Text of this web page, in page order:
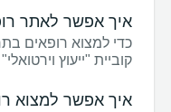
איך אפשר לאתר
כדי למצוא רופאים
קוביית "ייעוץ
איך אפשר למצוא